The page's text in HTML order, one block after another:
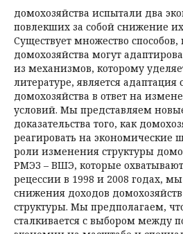
домохозяйства испытали два
повлекших за собой снижение их
Существует множество
домохозяйства могут
из механизмов, которому
литературе, является адаптация
домохозяйства в ответ на
условий. Мы представляем
доказательства того, как
реагировать на экономические
роли изменения структуры
РМЭЗ – ВШЭ, которые
рецессии в 1998 и 2008 годах,
снижения доходов
структуры. Мы предполагаем,
сталкивается с выбором между